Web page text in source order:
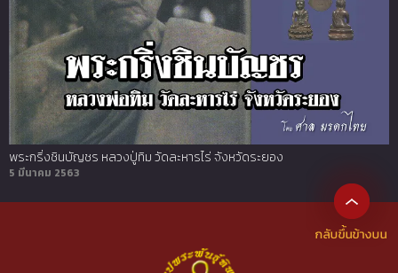
พระกริ่งชินบัญชร หลวงปู่ทิม วัดละหารไร่ จังหวัดระยอง
5 มีนาคม 2563